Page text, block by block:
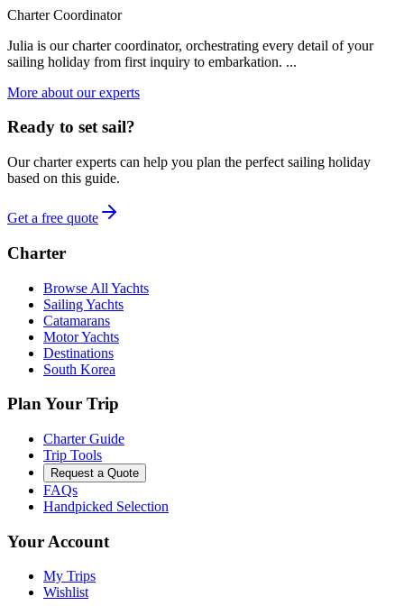
Charter Coordinator
Julia is our charter coordinator, orchestrating every detail of your
sailing holiday from first inquiry to embarkation. ...
More about our experts
Ready to set sail?
Our charter experts can help you plan the perfect sailing holiday
based on this guide.
Get a free quote
Charter
Browse All Yachts
Sailing Yachts
Catamarans
Motor Yachts
Destinations
South Korea
Plan Your Trip
Charter Guide
Trip Tools
Request a Quote
FAQs
Handpicked Selection
Your Account
My Trips
Wishlist